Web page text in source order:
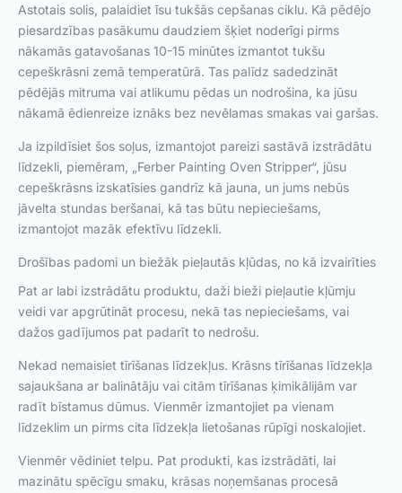
Astotais solis, palaidiet īsu tukšās cepšanas ciklu. Kā pēdējo
piesardzības pasākumu daudziem šķiet noderīgi pirms
nākamās gatavošanas 10-15 minūtes izmantot tukšu
cepeškrāsni zemā temperatūrā. Tas palīdz sadedzināt
pēdējās mitruma vai atlikumu pēdas un nodrošina, ka jūsu
nākamā ēdienreize iznāks bez nevēlamas smakas vai garšas.
Ja izpildīsiet šos soļus, izmantojot pareizi sastāvā izstrādātu
līdzekli, piemēram, „Ferber Painting Oven Stripper“, jūsu
cepeškrāsns izskatīsies gandrīz kā jauna, un jums nebūs
jāvelta stundas beršanai, kā tas būtu nepieciešams,
izmantojot mazāk efektīvu līdzekli.
Drošības padomi un biežāk pieļautās kļūdas, no kā izvairīties
Pat ar labi izstrādātu produktu, daži bieži pieļautie kļūmju
veidi var apgrūtināt procesu, nekā tas nepieciešams, vai
dažos gadījumos pat padarīt to nedrošu.
Nekad nemaisiet tīrīšanas līdzekļus. Krāsns tīrīšanas līdzekļa
sajaukšana ar balinātāju vai citām tīrīšanas ķimikālijām var
radīt bīstamus dūmus. Vienmēr izmantojiet pa vienam
līdzeklim un pirms cita līdzekļa lietošanas rūpīgi noskalojiet.
Vienmēr vēdiniet telpu. Pat produkti, kas izstrādāti, lai
mazinātu spēcīgu smaku, krāsas noņemšanas procesā